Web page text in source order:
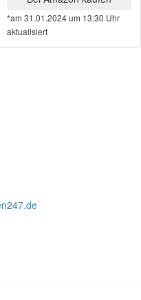
*am 31.01.2024 um 13:30 Uhr
aktualisiert